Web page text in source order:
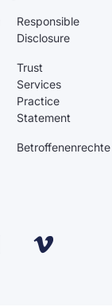
Responsible
Disclosure
Trust
Services
Practice
Statement
Betroffenenrechte